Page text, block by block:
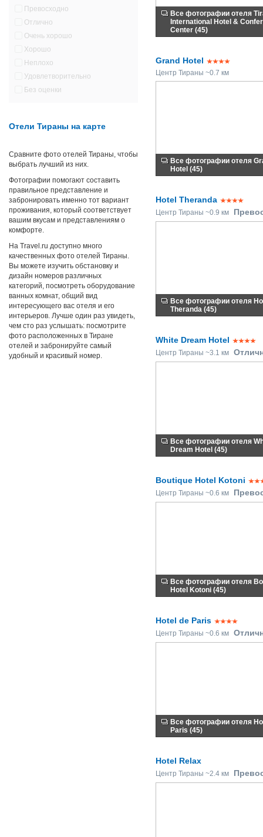
Превосходно
Отлично
Очень хорошо
Хорошо
Неплохо
Удовлетворительно
Без оценки
Отели Тираны на карте
Сравните фото отелей Тираны, чтобы
выбрать лучший из них.
Фотографии помогают составить
правильное представление и
забронировать именно тот вариант
проживания, который соответствует
вашим вкусам и представлениям о
комфорте.
На Travel.ru доступно много
качественных фото отелей Тираны.
Вы можете изучить обстановку и
дизайн номеров различных
категорий, посмотреть оборудование
ванных комнат, общий вид
интересующего вас отеля и его
интерьеров. Лучше один раз увидеть,
чем сто раз услышать: посмотрите
фото расположенных в Тиране
отелей и забронируйте самый
удобный и красивый номер.
Все фотографии отеля
International Hotel &
Center (45)
Grand Hotel
Центр Тираны ~0.7 км
Все фотографии отеля
Hotel (45)
Hotel Theranda
Центр Тираны ~0.9 км
Все фотографии отеля
Theranda (45)
White Dream Hotel
Центр Тираны ~3.1 км
Все фотографии отеля
Dream Hotel (45)
Boutique Hotel Kotoni
Центр Тираны ~0.6 км
Все фотографии отеля
Hotel Kotoni (45)
Hotel de Paris
Центр Тираны ~0.6 км
Все фотографии отеля
Paris (45)
Hotel Relax
Центр Тираны ~2.4 км